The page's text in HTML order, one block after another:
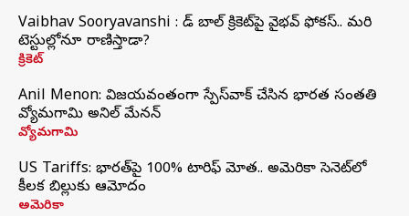
Vaibhav Sooryavanshi : రెడ్ బాల్ క్రికెట్‌పై వైభవ్ ఫోకస్.. మరి
టెస్టుల్లోనూ రాణిస్తాడా?
క్రికెట్
Anil Menon: విజయవంతంగా స్పేస్‌వాక్‌ చేసిన భారత సంతతి
వ్యోమగామి అనిల్‌ మేనన్
వ్యోమగామి
US Tariffs: భారత్‌పై 100% టారిఫ్‌ మోత.. అమెరికా సెనెట్‌లో
కీలక బిల్లుకు ఆమోదం
అమెరికా